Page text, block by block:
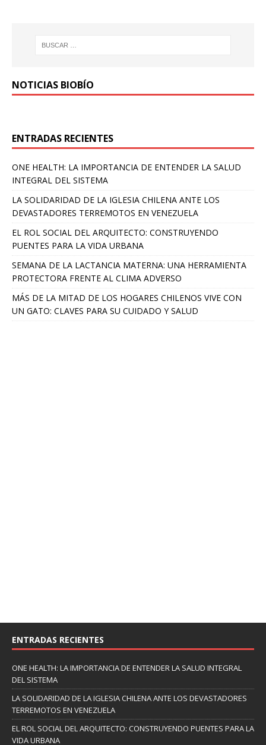
NOTICIAS BIOBÍO
ENTRADAS RECIENTES
ONE HEALTH: LA IMPORTANCIA DE ENTENDER LA SALUD
INTEGRAL DEL SISTEMA
LA SOLIDARIDAD DE LA IGLESIA CHILENA ANTE LOS
DEVASTADORES TERREMOTOS EN VENEZUELA
EL ROL SOCIAL DEL ARQUITECTO: CONSTRUYENDO
PUENTES PARA LA VIDA URBANA
SEMANA DE LA LACTANCIA MATERNA: UNA HERRAMIENTA
PROTECTORA FRENTE AL CLIMA ADVERSO
MÁS DE LA MITAD DE LOS HOGARES CHILENOS VIVE CON
UN GATO: CLAVES PARA SU CUIDADO Y SALUD
ENTRADAS RECIENTES
ONE HEALTH: LA IMPORTANCIA DE ENTENDER LA SALUD INTEGRAL
DEL SISTEMA
LA SOLIDARIDAD DE LA IGLESIA CHILENA ANTE LOS DEVASTADORES
TERREMOTOS EN VENEZUELA
EL ROL SOCIAL DEL ARQUITECTO: CONSTRUYENDO PUENTES PARA LA
VIDA URBANA